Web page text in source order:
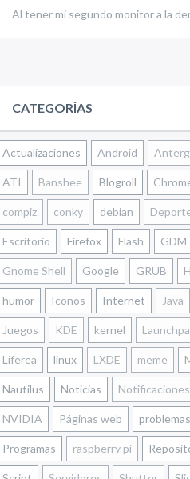
Al tener mi segundo monitor a la
CATEGORÍAS
Actualizaciones Android
ATI Banshee Blogroll
compiz conky debian
Escritorio Firefox Flash GDM
Gnome Shell Google GRUB
humor Iconos Internet Java
Juegos KDE kernel
Liferea linux LXDE meme
Nautilus Noticias Notificaciones
NVIDIA Páginas web problemas
Programas raspberry pi